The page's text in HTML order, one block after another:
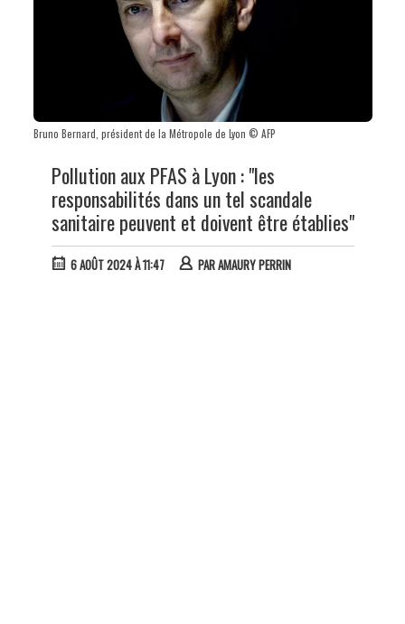
Bruno Bernard, président de la Métropole de Lyon © AFP
Pollution aux PFAS à Lyon : "les
responsabilités dans un tel scandale
sanitaire peuvent et doivent être établies"
6 AOÛT 2024 À 11:47 PARAMAURY PERRIN